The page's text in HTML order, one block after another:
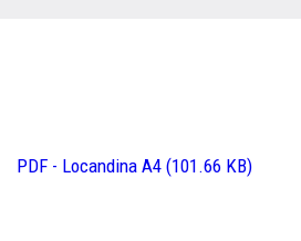
PDF - Locandina A4 (101.66 KB)